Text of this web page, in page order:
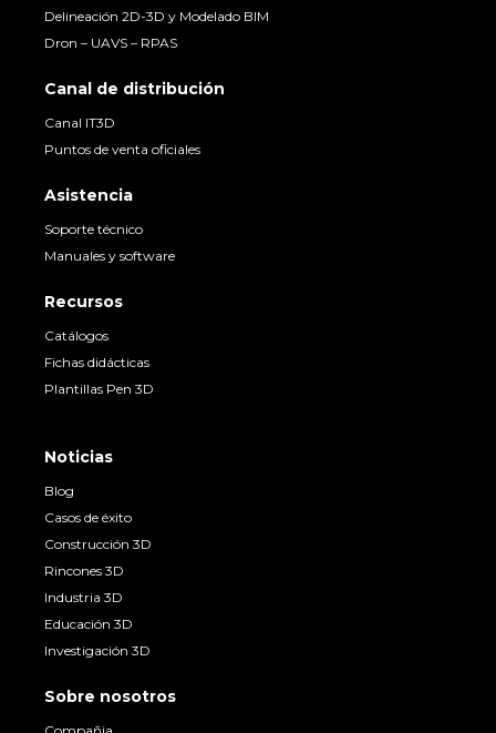
Delineación 2D-3D y Modelado BIM
Dron – UAVS – RPAS
Canal de distribución
Canal IT3D
Puntos de venta oficiales
Asistencia
Soporte técnico
Manuales y software
Recursos
Catálogos
Fichas didácticas
Plantillas Pen 3D
Noticias
Blog
Casos de éxito
Construcción 3D
Rincones 3D
Industria 3D
Educación 3D
Investigación 3D
Sobre nosotros